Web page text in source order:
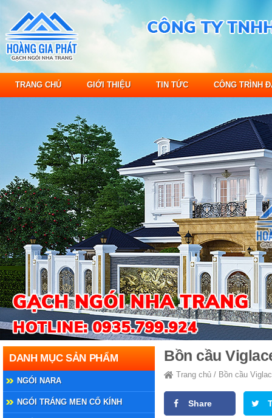
TRANG CHỦ GIỚI THIỆU TIN TỨC CÔNG TRÌNH
DANH MỤC SẢN PHẨM
NGÓI NARA
NGÓI TRÁNG MEN CỔ KÍNH
Bồn cầu
Trang chủ / Bồn cầu
Share